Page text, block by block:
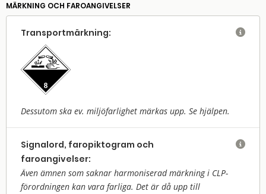
MÄRKNING OCH FAROANGIVELSER
Transport­märkning:
Dessutom ska ev. miljöfarlighet märkas upp. Se hjälpen.

Signalord, faropiktogram och
faroangivelser:
Även ämnen som saknar harmoniserad märkning i CLP-
förordningen kan vara farliga. Det är då upp till
